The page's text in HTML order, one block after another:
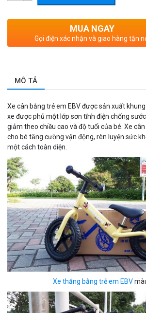
MUA NGAY
Gọi điện xác nhận và giao hàng tận
MÔ TẢ
Xe cân bằng trẻ em EBV được sản xuất
xe được phủ một lớp sơn tĩnh điện chống
giảm theo chiều cao và độ tuổi của bé. Xe
cho bé tăng cường vận động, rèn luyện sức
một cách toàn diện.
Xe thăng bằng trẻ em EBV